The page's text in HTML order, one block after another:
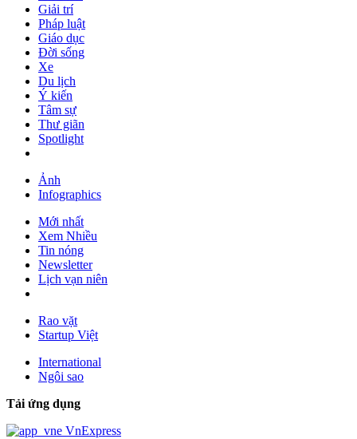
Giải trí
Pháp luật
Giáo dục
Đời sống
Xe
Du lịch
Ý kiến
Tâm sự
Thư giãn
Spotlight
Ảnh
Infographics
Mới nhất
Xem Nhiều
Tin nóng
Newsletter
Lịch vạn niên
Rao vặt
Startup Việt
International
Ngôi sao
Tải ứng dụng
VnExpress